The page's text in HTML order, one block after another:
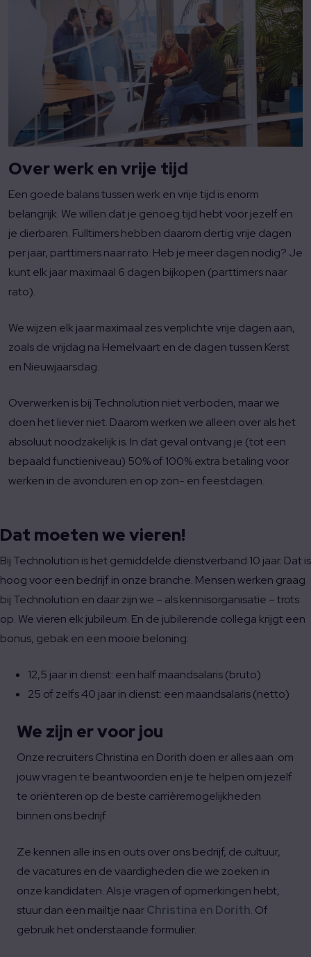
Over werk en vrije tijd
Een goede balans tussen werk en vrije tijd is enorm
belangrijk. We willen dat je genoeg tijd hebt voor jezelf en
je dierbaren. Fulltimers hebben daarom dertig vrije dagen
per jaar, parttimers naar rato. Heb je meer dagen nodig? Je
kunt elk jaar maximaal 6 dagen bijkopen (parttimers naar
rato).
We wijzen elk jaar maximaal zes verplichte vrije dagen aan,
zoals de vrijdag na Hemelvaart en de dagen tussen Kerst
en Nieuwjaarsdag.
Overwerken is bij Technolution niet verboden, maar we
doen het liever niet. Daarom werken we alleen over als het
absoluut noodzakelijk is. In dat geval ontvang je (tot een
bepaald functieniveau) 50% of 100% extra betaling voor
werken in de avonduren en op zon- en feestdagen.
Dat moeten we vieren!
Bij Technolution is het gemiddelde dienstverband 10 jaar. Dat is
hoog voor een bedrijf in onze branche. Mensen werken graag
bij Technolution en daar zijn we – als kennisorganisatie – trots
op. We vieren elk jubileum. En de jubilerende collega krijgt een
bonus, gebak en een mooie beloning:
12,5 jaar in dienst: een half maandsalaris (bruto)
25 of zelfs 40 jaar in dienst: een maandsalaris (netto)
We zijn er voor jou
Onze recruiters Christina en Dorith doen er alles aan om
jouw vragen te beantwoorden en je te helpen om jezelf
te oriënteren op de beste carrièremogelijkheden
binnen ons bedrijf.
Ze kennen alle ins en outs over ons bedrijf, de cultuur,
de vacatures en de vaardigheden die we zoeken in
onze kandidaten. Als je vragen of opmerkingen hebt,
stuur dan een mailtje naarChristina en Dorith. Of
gebruik het onderstaande formulier.